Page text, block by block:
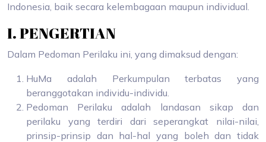
Indonesia, baik secara kelembagaan maupun individual.
I. PENGERTIAN
Dalam Pedoman Perilaku ini, yang dimaksud dengan:
HuMa adalah Perkumpulan terbatas yang
beranggotakan individu-individu.
Pedoman Perilaku adalah landasan sikap dan
perilaku yang terdiri dari seperangkat nilai-nilai,
prinsip-prinsip dan hal-hal yang boleh dan tidak